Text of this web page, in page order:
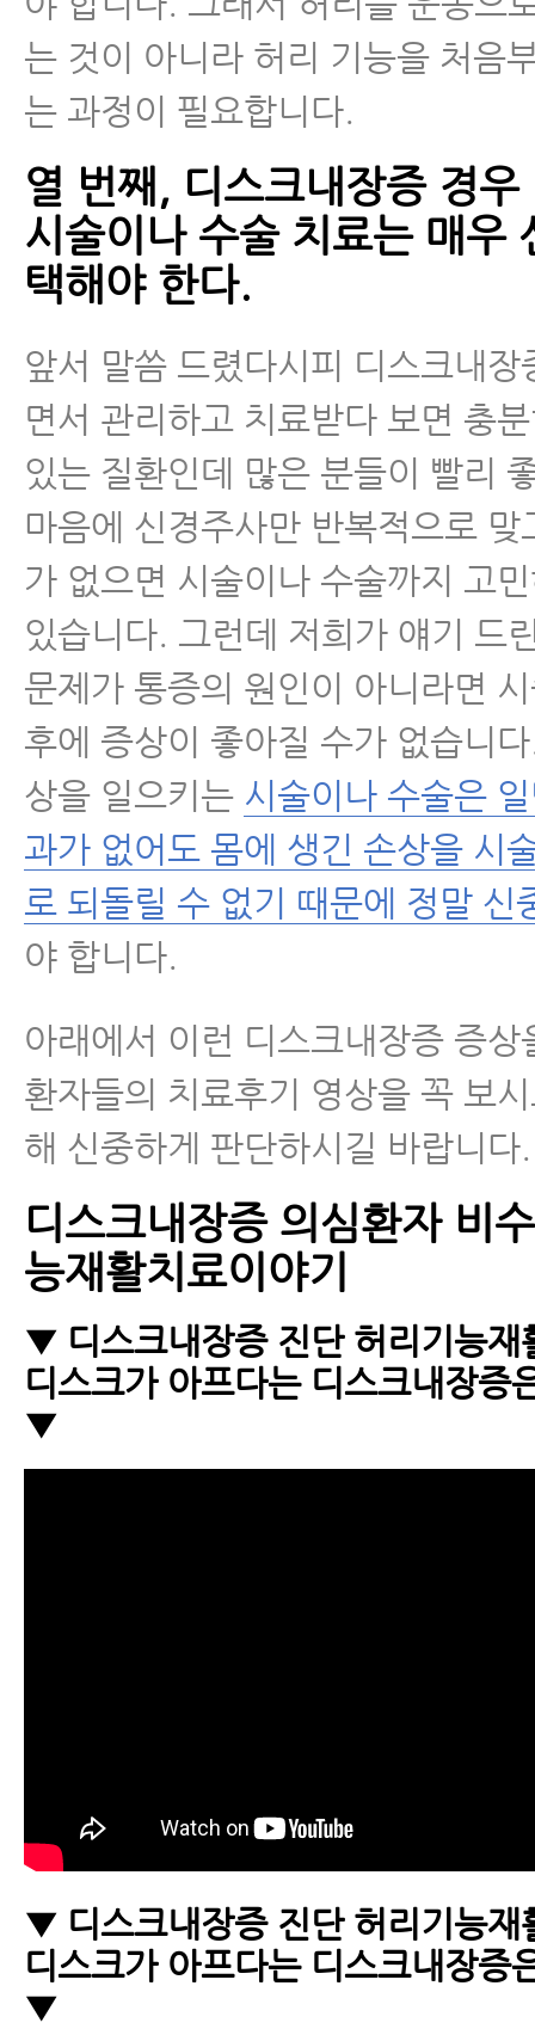
는 것이 아니라 허리 기능을 처음
는 과정이 필요합니다.
열 번째, 디스크내장증 경우
시술이나 수술 치료는 매우
택해야 한다.
앞서 말씀 드렸다시피 디스크내장
면서 관리하고 치료받다 보면 충
있는 질환인데 많은 분들이 빨리
마음에 신경주사만 반복적으로 맞
가 없으면 시술이나 수술까지 고
있습니다. 그런데 저희가 얘기 드
문제가 통증의 원인이 아니라면
후에 증상이 좋아질 수가 없습니
상을 일으키는 시술이나 수술은
과가 없어도 몸에 생긴 손상을 시
로 되돌릴 수 없기 때문에 정말 신
야 합니다.
아래에서 이런 디스크내장증 증
환자들의 치료후기 영상을 꼭 보
해 신중하게 판단하시길 바랍니다.
디스크내장증 의심환자 비
능재활치료이야기
▼ 디스크내장증 진단 허리기능재
디스크가 아프다는 디스크내장증
▼
▼ 디스크내장증 진단 허리기능재
디스크가 아프다는 디스크내장증
▼